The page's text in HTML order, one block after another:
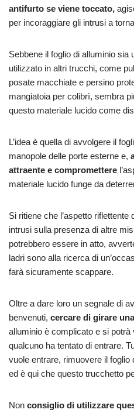
antifurto se viene toccato,
per incoraggiare gli intrusi a
Sebbene il foglio di alluminio
utilizzato in altri trucchi, come
posate macchiate e persino
mangiatoia per colibrì, sembra
questo materiale lucido come
L’idea è quella di avvolgere il
manopole delle porte esterne e,
attraente e compromettere
materiale lucido funge da
Si ritiene che l’aspetto riflettente
intrusi sulla presenza di altre
potrebbero essere in atto,
ladri sono alla ricerca di
farà sicuramente scappare.
Oltre a dare loro un segnale di
benvenuti, cercare di girare
alluminio è complicato e si
qualcuno ha tentato di entrare.
vuole entrare, rimuovere il foglio
ed è qui che questo trucchetto
Non consiglio di utilizzare